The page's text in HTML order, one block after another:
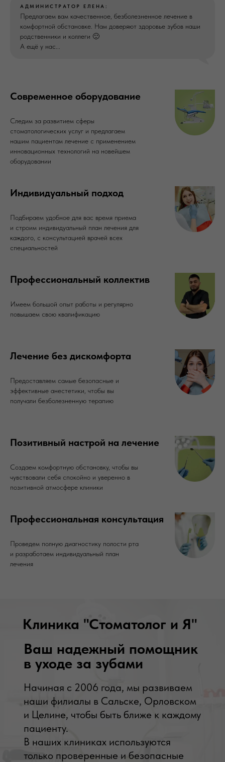
АДМИНИСТРАТОР ЕЛЕНА:
Предлагаем вам качественное, безболезненное лечение в
комфортной обстановке. Нам доверяют здоровье зубов наши
родственники и коллеги 🙂
А ещё у нас...
Современное оборудование
Следим за развитием сферы
стоматологических услуг и предлагаем
нашим пациентам лечение с применением
инновационных технологий на новейшем
оборудовании
Индивидуальный подход
Подбираем удобное для вас время приема
и строим индивидуальный план лечения для
каждого, с консультацией врачей всех
специальностей
Профессиональный коллектив
Имеем большой опыт работы и регулярно
повышаем свою квалификацию
Лечение без дискомфорта
Предоставляем самые безопасные и
эффективные анестетики, чтобы вы
получали безболезненную терапию
Позитивный настрой на лечение
Создаем комфортную обстановку, чтобы вы
чувствовали себя спокойно и уверенно в
позитивной атмосфере клиники
Профессиональная консультация
Проведем полную диагностику полости рта
и разработаем индивидуальный план
лечения
Клиника "Стоматолог и Я"
Ваш надежный помощник
в уходе за зубами
Начиная с 2006 года, мы развиваем
наши филиалы в Сальске, Орловском
и Целине, чтобы быть ближе к каждому
пациенту.
В наших клиниках используются
только проверенные и безопасные